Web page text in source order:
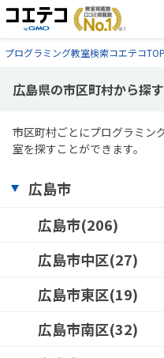
プログラミング教室検索コエテコTOP
広島県の市区町村から探す
市区町村ごとにプログラミン
室を探すことができます。
広島市
広島市(206)
広島市中区(27)
広島市東区(19)
広島市南区(32)